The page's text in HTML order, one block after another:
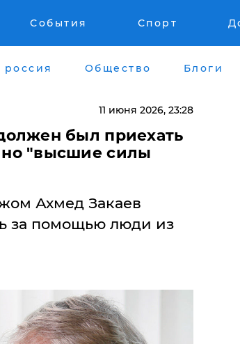
События Спорт
россия Общество Блоги
11 июня 2026, 23:28
был приехать
но "высшие силы
Ахмед Закаев
за помощью люди из